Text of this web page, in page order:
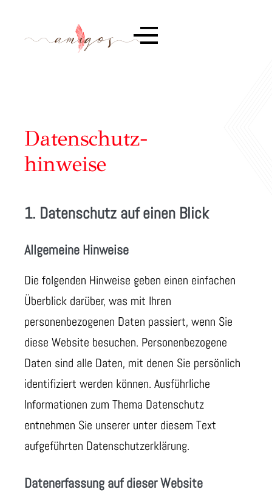
Datenschutz-
hinweise
1. Datenschutz auf einen Blick
Allgemeine Hinweise
Die folgenden Hinweise geben einen einfachen
Überblick darüber, was mit Ihren
personenbezogenen Daten passiert, wenn Sie
diese Website besuchen. Personenbezogene
Daten sind alle Daten, mit denen Sie persönlich
identifiziert werden können. Ausführliche
Informationen zum Thema Datenschutz
entnehmen Sie unserer unter diesem Text
aufgeführten Datenschutzerklärung.
Datenerfassung auf dieser Website